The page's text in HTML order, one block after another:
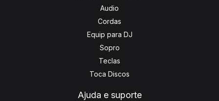
Audio
Cordas
Equip para DJ
Sopro
Teclas
Toca Discos
Ajuda e suporte